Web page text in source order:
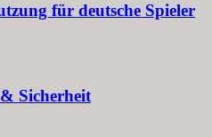
für deutsche Spieler
Sicherheit